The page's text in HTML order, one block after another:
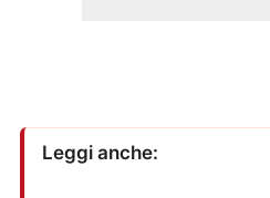
Leggi anche: